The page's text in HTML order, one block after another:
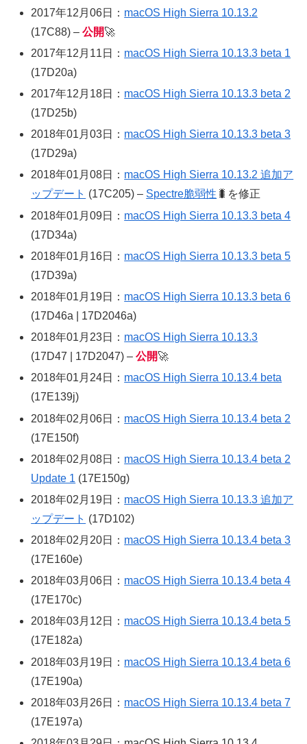
2017年12月06日： macOS High Sierra 10.13.2
(17C88) –公開🚀
2017年12月11日： macOS High Sierra 10.13.3 beta 1
(17D20a)
2017年12月18日： macOS High Sierra 10.13.3 beta 2
(17D25b)
2018年01月03日： macOS High Sierra 10.13.3 beta 3
(17D29a)
2018年01月08日： macOS High Sierra 10.13.2 追加ア
ップデート (17C205) – Spectre脆弱性 🐛を修正
2018年01月09日： macOS High Sierra 10.13.3 beta 4
(17D34a)
2018年01月16日： macOS High Sierra 10.13.3 beta 5
(17D39a)
2018年01月19日： macOS High Sierra 10.13.3 beta 6
(17D46a | 17D2046a)
2018年01月23日： macOS High Sierra 10.13.3
(17D47 | 17D2047) –公開🚀
2018年01月24日： macOS High Sierra 10.13.4 beta
(17E139j)
2018年02月06日： macOS High Sierra 10.13.4 beta 2
(17E150f)
2018年02月08日： macOS High Sierra 10.13.4 beta 2
Update 1 (17E150g)
2018年02月19日： macOS High Sierra 10.13.3 追加ア
ップデート (17D102)
2018年02月20日： macOS High Sierra 10.13.4 beta 3
(17E160e)
2018年03月06日： macOS High Sierra 10.13.4 beta 4
(17E170c)
2018年03月12日： macOS High Sierra 10.13.4 beta 5
(17E182a)
2018年03月19日： macOS High Sierra 10.13.4 beta 6
(17E190a)
2018年03月26日： macOS High Sierra 10.13.4 beta 7
(17E197a)